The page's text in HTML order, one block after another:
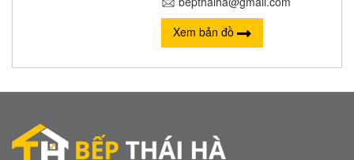
Xem bản đồ